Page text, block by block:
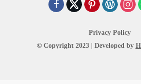
Privacy Policy
© Copyright 2023 | Developed by